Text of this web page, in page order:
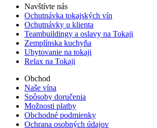
Navštívte nás
Ochutnávka tokajských vín
Ochutnávky u klienta
Teambuildingy a oslavy na Tokaji
Zemplínska kuchyňa
Ubytovanie na tokaji
Relax na Tokaji
Obchod
Naše vína
Spôsoby doručenia
Možnosti platby
Obchodné podmienky
Ochrana osobných údajov